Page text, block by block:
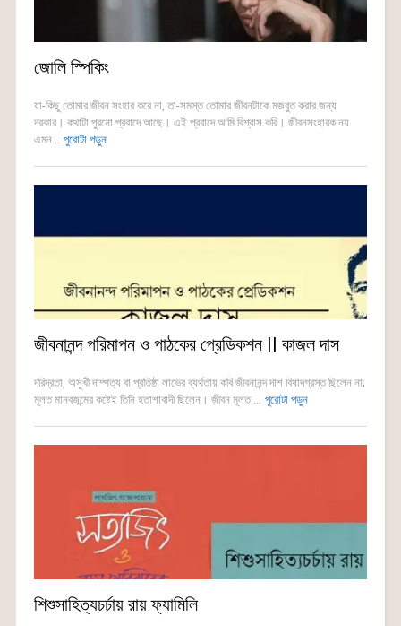
জোলি স্পিকিং
যা-কিছু তোমার জীবন সংহার করে না, তা-সমস্ত তোমার জীবনটাকে মজবুত করার জন্য
দরকার। কথাটা পুরনো প্রবাদে আছে। এই প্রবাদে আমি বিশ্বাস করি। জীবনসংহারক নয়
এমন... পুরোটা পড়ুন
জীবনানন্দ পরিমাপন ও পাঠকের প্রেডিকশন || কাজল দাস
দরিদ্রতা, অসুখী দাম্পত্য বা প্রতিষ্ঠা লাভের ব্যর্থতায় কবি জীবনানন্দ দাশ বিষাদগ্রস্ত ছিলেন না;
মূলত মানবজন্মের কষ্টেই তিনি হতাশাবাদী ছিলেন। জীবন মূলত ... পুরোটা পড়ুন
শিশুসাহিত্যচর্চায় রায় ফ্যামিলি